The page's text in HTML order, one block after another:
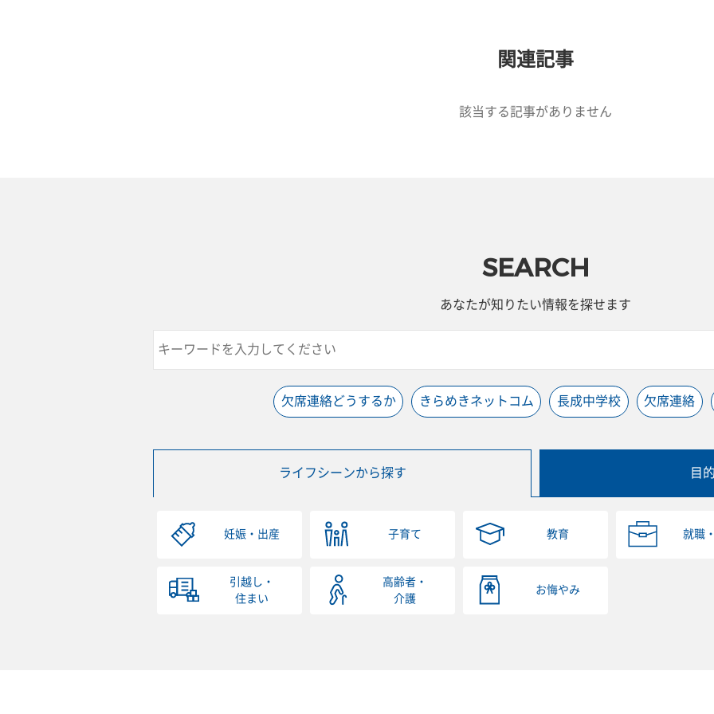
関連記事
該当する記事がありません
SEARCH
あなたが知りたい情報を探せます
欠席連絡どうするか きらめきネットコム 長成中学校 欠席連絡
ライフシーンから探す 目
妊娠・出産 子育て 教育 就職
引越し・
住まい
高齢者・
介護
お悔やみ